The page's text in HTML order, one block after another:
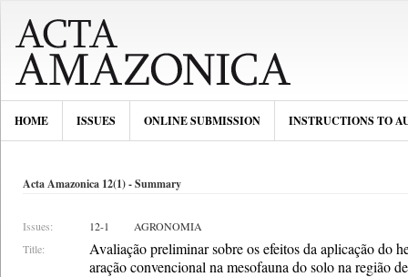
HOME ISSUES ONLINE SUBMISSION INSTRUCTIONS TO
Acta Amazonica 12(1) - Summary
Issues: 12-1
AGRONOMIA
Title:
Avaliação preliminar sobre os efeitos da aplicação do
aração convencional na mesofauna do solo na região